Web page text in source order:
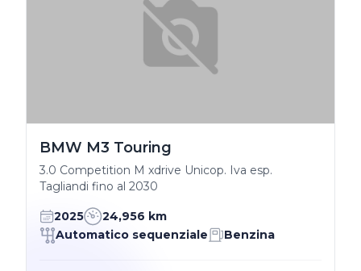
BMW M3 Touring
3.0 Competition M xdrive Unicop. Iva esp.
Tagliandi fino al 2030
2025
24,956 km
Automatico sequenziale
Benzina